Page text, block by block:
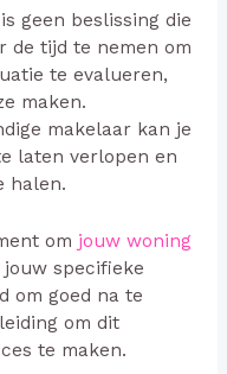
geen beslissing die
de tijd te nemen om
te evalueren,
maken.
makelaar kan je
laten verlopen en
halen.
om jouw woning
specifieke
om goed na te
om dit
te maken.